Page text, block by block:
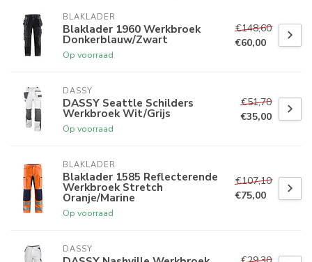
BLAKLADER
Blaklader 1960 Werkbroek
Donkerblauw/Zwart
Op voorraad
€148,60
€60,00
DASSY
DASSY Seattle Schilders
Werkbroek Wit/Grijs
Op voorraad
€51,70
€35,00
BLAKLADER
Blaklader 1585 Reflecterende
Werkbroek Stretch
Oranje/Marine
Op voorraad
€107,10
€75,00
DASSY